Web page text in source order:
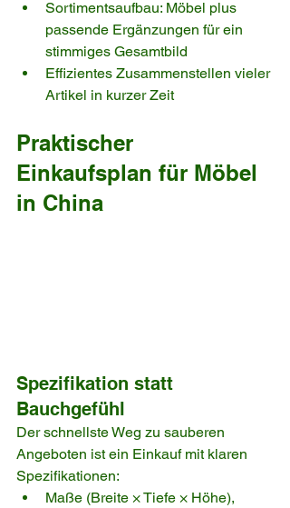
Sortimentsaufbau: Möbel plus
passende Ergänzungen für ein
stimmiges Gesamtbild
Effizientes Zusammenstellen vieler
Artikel in kurzer Zeit
Praktischer
Einkaufsplan für Möbel
in China
Spezifikation statt
Bauchgefühl
Der schnellste Weg zu sauberen
Angeboten ist ein Einkauf mit klaren
Spezifikationen:
Maße (Breite × Tiefe × Höhe),